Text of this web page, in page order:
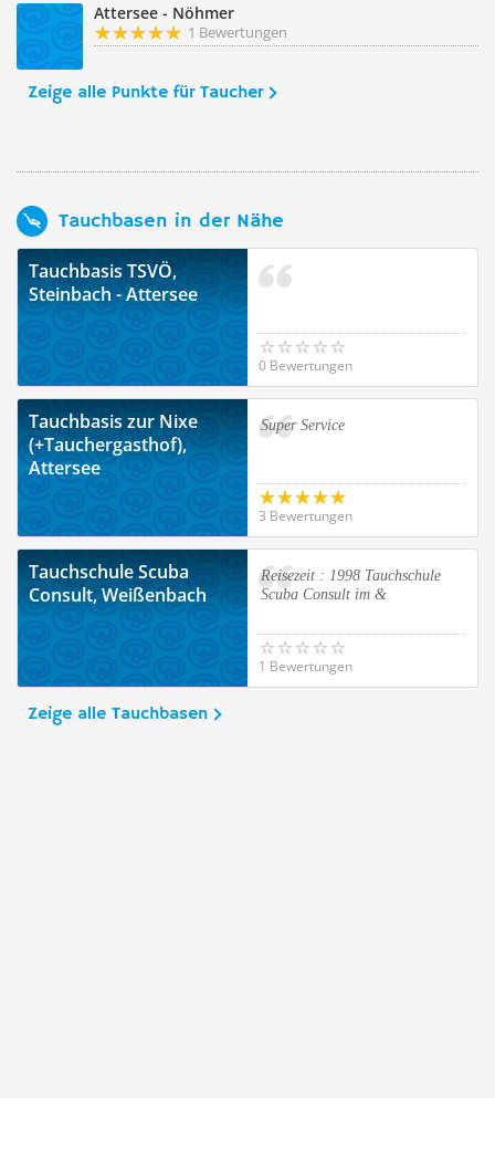
Attersee - Nöhmer
1 Bewertungen
Zeige alle Punkte für Taucher
Tauchbasen in der Nähe
Tauchbasis TSVÖ,
Steinbach - Attersee
0 Bewertungen
Tauchbasis zur Nixe
(+Tauchergasthof),
Attersee
Super Service
3 Bewertungen
Tauchschule Scuba
Consult, Weißenbach
Reisezeit : 1998 Tauchschule
Scuba Consult im &
1 Bewertungen
Zeige alle Tauchbasen